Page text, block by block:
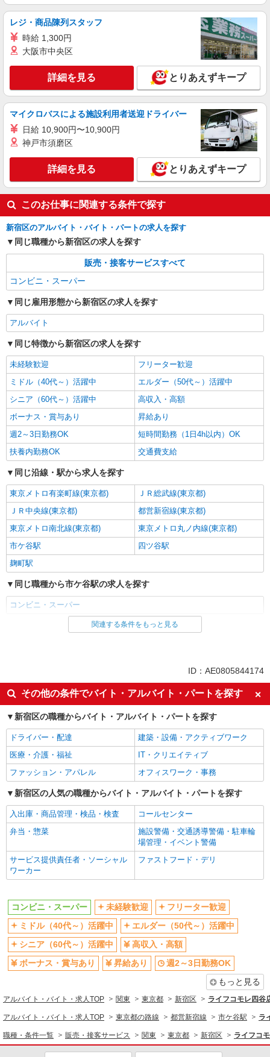
支給 時給1,350円以上 17:00以降の勤務で時給
+100円支給 時給1,350円以上 お仕事を覚えていく
と、時給UP！＋賞与支給！ 標準的昇級スピード
(約1年半)で時給45円UP！ さらにキャリアアップ
ライフコモレ四谷店 東京都新宿区四谷1-6-1
キープ 詳細を見る
ライフコモレ四谷店（店舗コード643）
NEW
ベーカリー
時給1,250円以上 日曜祝日は時給100円UP 時
給1,350円以上 お仕事を覚えていくと、時給UP！
＋賞与支給！ 標準的昇級スピード(約1年半)で時給
45円UP！ さらにキャリアアップで最大時給200円
UP！
ライフコモレ四谷店 東京都新宿区四谷1-6-1
キープ 詳細を見る
レジ・商品陳列スタッフ
時給 1,300円
大阪市中央区
詳細を見る とりあえずキープ
マイクロバスによる施設利用者送迎ドライバー
日給 10,900円〜10,900円
神戸市須磨区
詳細を見る とりあえずキープ
このお仕事に関連する条件で探す
新宿区のアルバイト・バイト・パートの求人を探す
同じ職種から新宿区の求人を探す
販売・接客サービスすべて
コンビニ・スーパー
同じ雇用形態から新宿区の求人を探す
アルバイト
同じ特徴から新宿区の求人を探す
未経験歓迎
フリーター歓迎
ミドル（40代～）活躍中
エルダー（50代～）活躍中
シニア（60代～）活躍中
高収入・高額
ボーナス・賞与あり
昇給あり
週2～3日勤務OK
短時間勤務（1日4h以内）OK
扶養内勤務OK
交通費支給
同じ沿線・駅から求人を探す
東京メトロ有楽町線(東京都)
ＪＲ総武線(東京都)
ＪＲ中央線(東京都)
都営新宿線(東京都)
東京メトロ南北線(東京都)
東京メトロ丸ノ内線(東京都)
市ケ谷駅
四ツ谷駅
麹町駅
同じ職種から市ケ谷駅の求人を探す
コンビニ・スーパー
同じ雇用形態から市ケ谷駅の求人を探す
未経験歓迎
フリーター歓迎
ミドル（40代～）活躍中
エルダー（50代～）活躍中
シニア（60代～）活躍中
高収入・高額
ボーナス・賞与あり
昇給あり
週2～3日勤務OK
短時間勤務（1日4h以内）OK
扶養内勤務OK
交通費支給
同じ職種から求人を探す
販売・接客サービス
コンビニ・スーパー
同じ特徴から求人を探す
未経験歓迎
ミドル（40代～）活躍中
短時間勤務（1日4h以内）OK
扶養内勤務OK
交通費支給
関連する条件をもっと見る
ID：AE0805844174
その他の条件でバイト・アルバイト・パートを探す
新宿区の職種からバイト・アルバイト・パートを探す
ドライバー・配達
建築・設備・アクティブワーク
医療・介護・福祉
IT・クリエイティブ
ファッション・アパレル
オフィスワーク・事務
新宿区の人気の職種からバイト・アルバイト・パートを探す
入出庫・商品管理・検品・検査
コールセンター
弁当・惣菜
施設警備・交通誘導警備・駐車輪
場管理・イベント警備
サービス提供責任者・ソーシャル
ワーカー
ファストフード・デリ
コンビニ・スーパー 未経験歓迎
フリーター歓迎
ミドル（40代～）活躍中
エルダー（50代～）活躍中
シニア（60代～）活躍中
高収入・高額
ボーナス・賞与あり
昇給あり
週2～3日勤務OK
もっと見る
アルバイト・バイト・求人TOP 関東 東京都 新宿区 ライフコモレ四谷
アルバイト・バイト・求人TOP 東京都の路線 都営新宿線 市ケ谷駅 ラ
職種・条件一覧 販売・接客サービス 関東 東京都 新宿区 ライフコ